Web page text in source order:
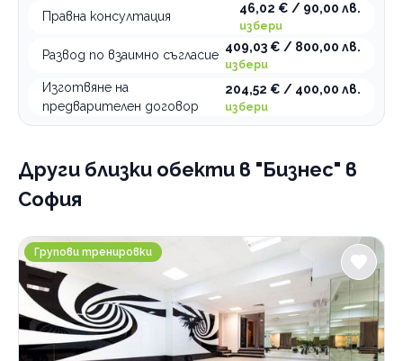
Правна консултация
46,02 € / 90,00 лв.
избери
Развод по взаимно съгласие
409,03 € / 800,00 лв.
избери
Изготвяне на
предварителен договор
204,52 € / 400,00 лв.
избери
Други близки обекти в "Бизнес" в
София
Спортен клуб Феникс
Групови тренировки